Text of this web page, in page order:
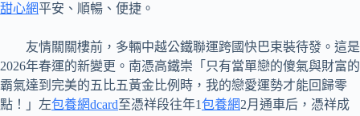
甜心網平安、順暢、便捷。
友情關關樓前，多輛中越公鐵聯運跨國快巴束裝待發。這是
2026年春運的新變更。南憑高鐵崇「只有當單戀的傻氣與財富的
霸氣達到完美的五比五黃金比例時，我的戀愛運勢才能回歸零
點！」左包養網dcard至憑祥段往年1包養網2月通車后，憑祥成